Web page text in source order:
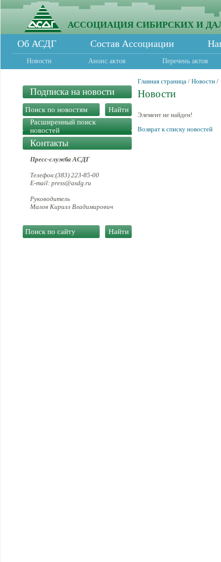
АССОЦИАЦИЯ СИБИРСКИХ И
Об АСДГ Состав Ассоциации
Новости Анонс актов Перечень актов
Подписка на новости
Расширенный поиск
новостей
Контакты
Пресс-служба АСДГ
Телефон:(383) 223-85-00
E-mail: press@asdg.ru
Руководитель
Малов Кирилл Владимирович
Главная страница / Новости /
Новости
Элемент не найден!
Возврат к списку новостей